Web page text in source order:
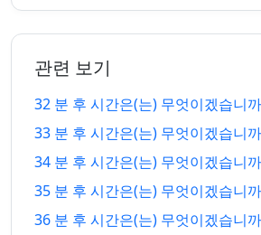
전
6.
전
30 분
전
26. 8.
6.
30 분 후
31 분
전
26. 8.
6.
31 분 후
관련 보기
32 분 후 시간은(는) 무엇이겠습니
33 분 후 시간은(는) 무엇이겠습니
34 분 후 시간은(는) 무엇이겠습니
35 분 후 시간은(는) 무엇이겠습니
36 분 후 시간은(는) 무엇이겠습니